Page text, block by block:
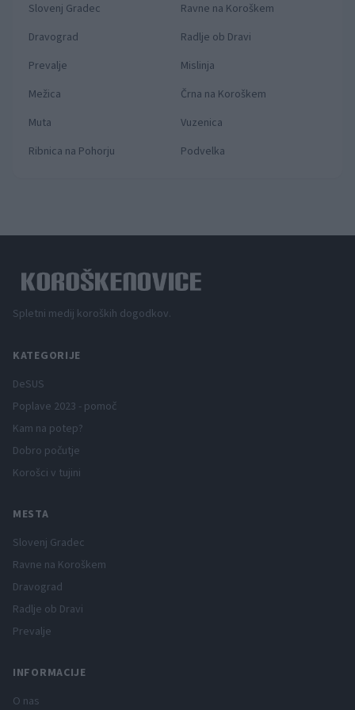
Slovenj Gradec
Ravne na Koroškem
Dravograd
Radlje ob Dravi
Prevalje
Mislinja
Mežica
Črna na Koroškem
Muta
Vuzenica
Ribnica na Pohorju
Podvelka
Spletni medij koroških dogodkov.
KATEGORIJE
DeSUS
Poplave 2023 - pomoč
Kam na potep?
Dobro počutje
Korošci v tujini
MESTA
Slovenj Gradec
Ravne na Koroškem
Dravograd
Radlje ob Dravi
Prevalje
INFORMACIJE
O nas